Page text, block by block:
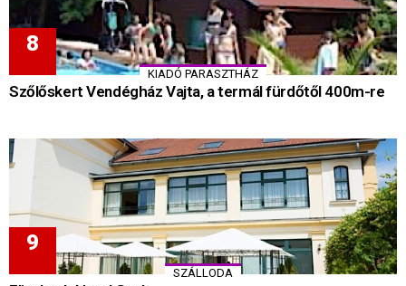
KIADÓ PARASZTHÁZ
Szőlőskert Vendégház Vajta, a termál fürdőtől 400m-re
SZÁLLODA